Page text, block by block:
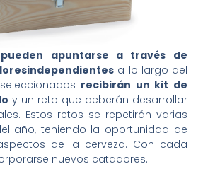
apuntarse a través de
a lo largo del
recibirán un kit de
y un reto que deberán desarrollar
Estos retos se repetirán varias
año, teniendo la oportunidad de
de la cerveza. Con cada
nuevos catadores.